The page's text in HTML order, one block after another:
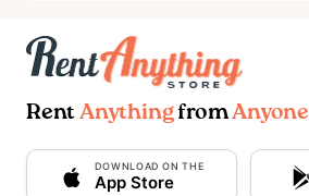
Rent AnythingfromAnyone
DOWNLOAD ON THE
App Store